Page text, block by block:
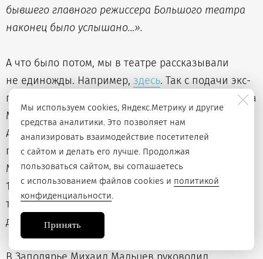
бывшего главного режиссера Большого театра
наконец было услышано…».
А что было потом, мы в театре рассказывали
не единожды. Например, здесь. Так с подачи экс-
главного режиссёра Большого театра, профессора
Московской консерватории и ГИТИСа Бориса
Аркадьевича Мордвинова и волевым решением,
приказом инженера-полковника НКВД СССР
Михаила Митрофановича Мальцева 8 августа
1943 г. был создан Музыкально-драматический
театр «Воркутстроя», ныне — Воркутинский
драматический театр имени Б. А. Мордвинова.
Мы используем cookies, Яндекс.Метрику и другие
средства аналитики. Это позволяет нам
анализировать взаимодействие посетителей
с сайтом и делать его лучше. Продолжая
пользоваться сайтом, вы соглашаетесь
с использованием файлов cookies и политикой
конфиденциальности.
Принять